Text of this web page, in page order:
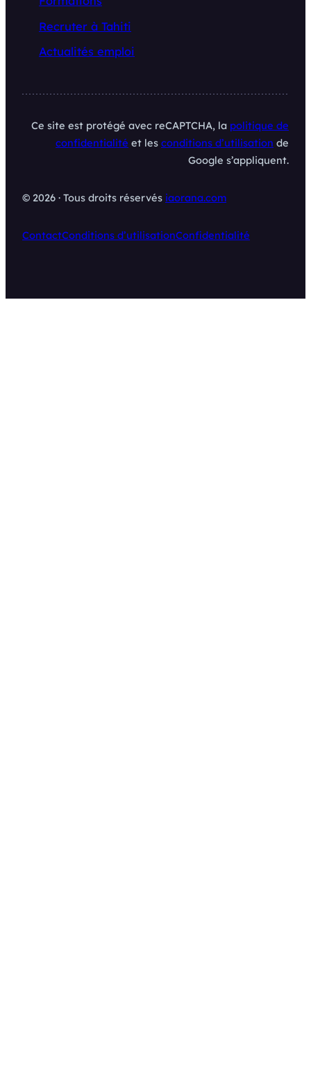
Recruter à Tahiti
Actualités emploi
Ce site est protégé avec reCAPTCHA, la politique de
confidentialité et les conditions d’utilisation de
Google s’appliquent.
© 2026 · Tous droits réservés iaorana.com
ContactConditions d’utilisationConfidentialité